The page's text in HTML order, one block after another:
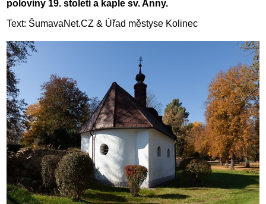
poloviny 19. století a kaple sv. Anny.
Text: ŠumavaNet.CZ & Úřad městyse Kolinec